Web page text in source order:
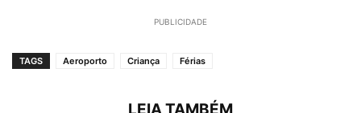
PUBLICIDADE
TAGS Aeroporto Criança Férias
LEIA TAMBÉM